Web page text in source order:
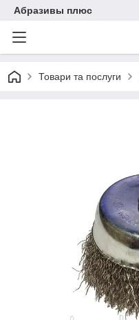
Абразивы плюс
Товари та послуги